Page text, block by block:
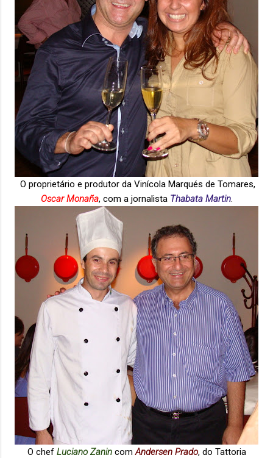
O proprietário e produtor da Vinícola Marqués de Tomares,
Oscar Monaña, com a jornalista Thabata Martin.
O chefLuciano Zanincom Andersen Prado, do Tattoria